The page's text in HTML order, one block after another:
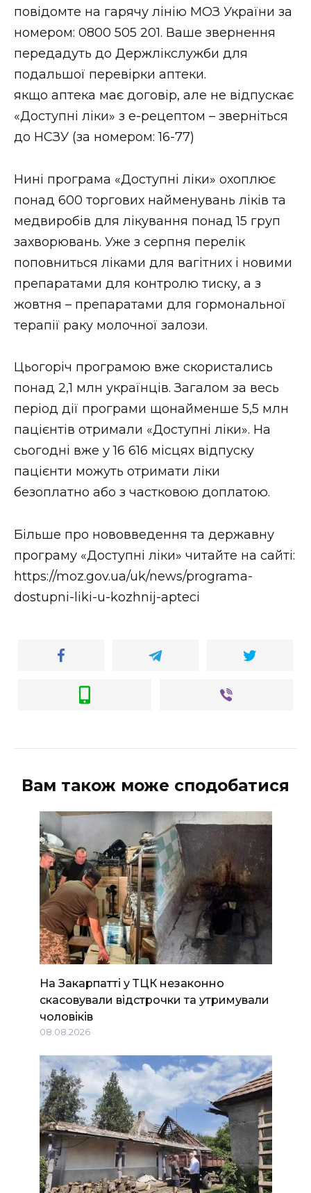
повідомте на гарячу лінію МОЗ України за
номером: 0800 505 201. Ваше звернення
передадуть до Держлікслужби для
подальшої перевірки аптеки.
якщо аптека має договір, але не відпускає
«Доступні ліки» з е-рецептом – зверніться
до НСЗУ (за номером: 16-77)
Нині програма «Доступні ліки» охоплює
понад 600 торгових найменувань ліків та
медвиробів для лікування понад 15 груп
захворювань. Уже з серпня перелік
поповниться ліками для вагітних і новими
препаратами для контролю тиску, а з
жовтня – препаратами для гормональної
терапії раку молочної залози.
Цьогоріч програмою вже скористались
понад 2,1 млн українців. Загалом за весь
період дії програми щонайменше 5,5 млн
пацієнтів отримали «Доступні ліки». На
сьогодні вже у 16 616 місцях відпуску
пацієнти можуть отримати ліки
безоплатно або з частковою доплатою.
Більше про нововведення та державну
програму «Доступні ліки» читайте на сайті:
https://moz.gov.ua/uk/news/programa-
dostupni-liki-u-kozhnij-apteci
Вам також може сподобатися
На Закарпатті у ТЦК незаконно
скасовували відстрочки та утримували
чоловіків
08.08.2026